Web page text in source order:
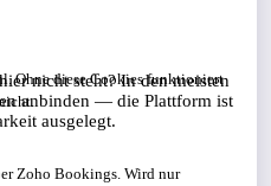
nicht steht? In den meisten
anbinden — die Plattform ist
ausgelegt.
Ohne diese Cookies funktioniert
Zoho Bookings. Wird nur